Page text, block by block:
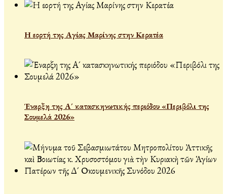
Η εορτή της Αγίας Μαρίνης στην Κερατέα
Έναρξη της Α´ κατασκηνωτικής περιόδου «Περιβόλι της
Σουμελά 2026»